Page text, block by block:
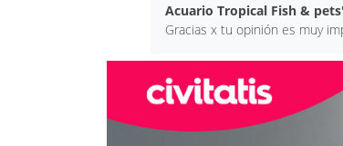
Acuario Tropical Fish & pets'
Gracias x tu opinión es muy